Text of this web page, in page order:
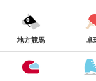
地方競馬 卓